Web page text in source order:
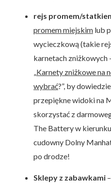
rejs promem/
promem miejskim lub
wycieczkową (takie
karnetach zniżkowych
„Karnety zniżkowe na
wybrać?”, by
przepiękne widoki na
skorzystać z
The Battery w
cudowny Dolny
po drodze!
Sklepy z zabawkami